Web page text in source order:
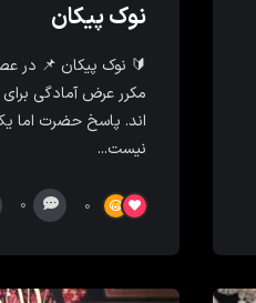
نوک پیکان
🔰 نوک پیکان 📌 در
مکرر عرض آمادگی
اند. پاسخ حضرت اما
نیست...
0
0